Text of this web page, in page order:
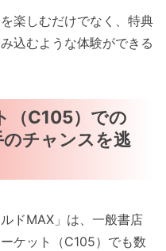
楽しむだけでなく、特典
込むような体験ができる
（C105）での
のチャンスを逃
ドMAX」は、一般書店
ケット（C105）でも数